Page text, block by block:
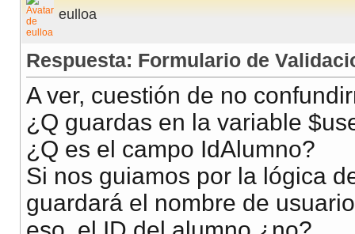
<center>
<form id="form1"
<table
<td> <input
</tr><tr>
<td>Contraseña</
<td> <input
<td> Nombre</td>
//selecciono la BDD
mysql_select_db
//Sentencia SQL para
//TODO QUEDO BN
$ssql="SELECT *
$rs=mysql_query(
if(mysql_num_rows($rs
eulloa
Respuesta: Formulario de
A ver, cuestión de no
¿Q guardas en la variable
¿Q es el campo IdAlumno?
Si nos guiamos por la lógica
guardará el nombre de